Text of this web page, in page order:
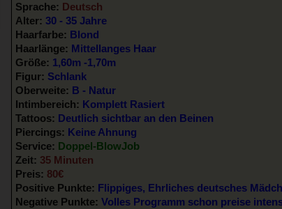
Sprache: Deutsch
Alter: 30 - 35 Jahre
Haarfarbe: Blond
Haarlänge: Mittellanges Haar
Größe: 1,60m -1,70m
Figur: Schlank
Oberweite: B - Natur
Intimbereich: Komplett Rasiert
Tattoos: Deutlich sichtbar an den Beinen
Piercings: Keine Ahnung
Service: Doppel-BlowJob
Zeit: 35 Minuten
Preis: 80€
Positive Punkte: Flippiges, Ehrliches deutsches
Negative Punkte: Volles Programm schon preise